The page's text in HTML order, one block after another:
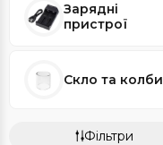
Зарядні
пристрої
Скло та колби
Фільтри